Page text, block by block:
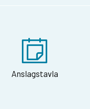
Anslagstavla